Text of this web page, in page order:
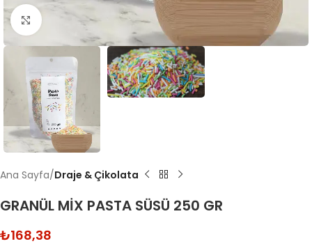
Click to enlarge
Ana Sayfa Draje & Çikolata
GRANÜL MİX PASTA SÜSÜ 250 GR
₺168,38